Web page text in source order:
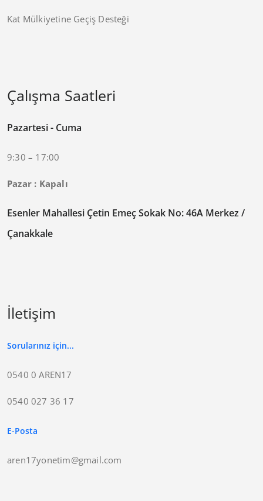
Kat Mülkiyetine Geçiş Desteği
Çalışma Saatleri
Pazartesi - Cuma
9:30 – 17:00
Pazar : Kapalı
Esenler Mahallesi Çetin Emeç Sokak No: 46A Merkez /
Çanakkale
İletişim
Sorularınız için...
0540 0 AREN17
0540 027 36 17
E-Posta
aren17yonetim@gmail.com